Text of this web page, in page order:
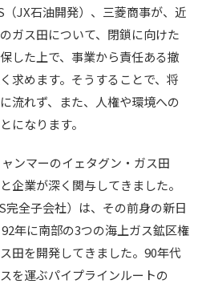
JX石油開発）、三菱商事が、近
ガス田について、閉鎖に向けた
した上で、事業から責任ある撤
求めます。そうすることで、将
流れず、また、人権や環境への
になります。
ンマーのイェタグン・ガス田
企業が深く関与してきました。
完全子会社）は、その前身の新日
年に南部の3つの海上ガス鉱区権
田を開発してきました。90年代
を運ぶパイプラインルートの